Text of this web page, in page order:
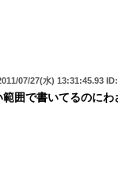
07/27(水) 13:31:45.93
囲で書いてるのにわ